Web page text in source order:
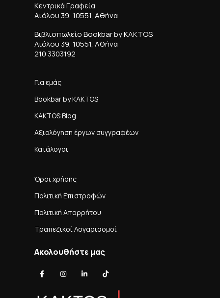
Κεντρικά Γραφεία
Αιόλου 39, 10551, Αθήνα
Βιβλιοπωλείο Bookbar by KAKTOS
Αιόλου 39, 10551, Αθήνα
210 3303192
Για εμάς
Bookbar by KAKTOS
KAKTOS Blog
Αξιολόγηση έργων συγγραφέων
Κατάλογοι
Όροι χρήσης
Πολιτική Επιστροφών
Πολιτική Απορρήτου
Τραπεζικοί Λογαριασμοί
Ακολουθήστε μας